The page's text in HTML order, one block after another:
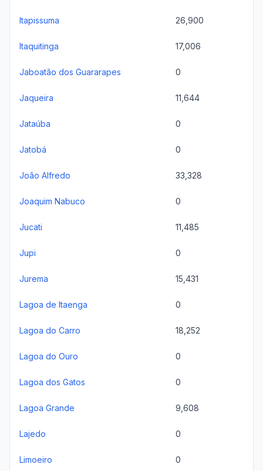
Itapissuma 26,900
Itaquitinga 17,006
Jaboatão dos Guararapes 0
Jaqueira 11,644
Jataúba 0
Jatobá 0
João Alfredo 33,328
Joaquim Nabuco 0
Jucati 11,485
Jupi 0
Jurema 15,431
Lagoa de Itaenga 0
Lagoa do Carro 18,252
Lagoa do Ouro 0
Lagoa dos Gatos 0
Lagoa Grande 9,608
Lajedo 0
Limoeiro 0